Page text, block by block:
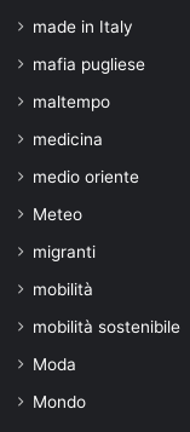
made in Italy
mafia pugliese
maltempo
medicina
medio oriente
Meteo
migranti
mobilità
mobilità sostenibile
Moda
Mondo